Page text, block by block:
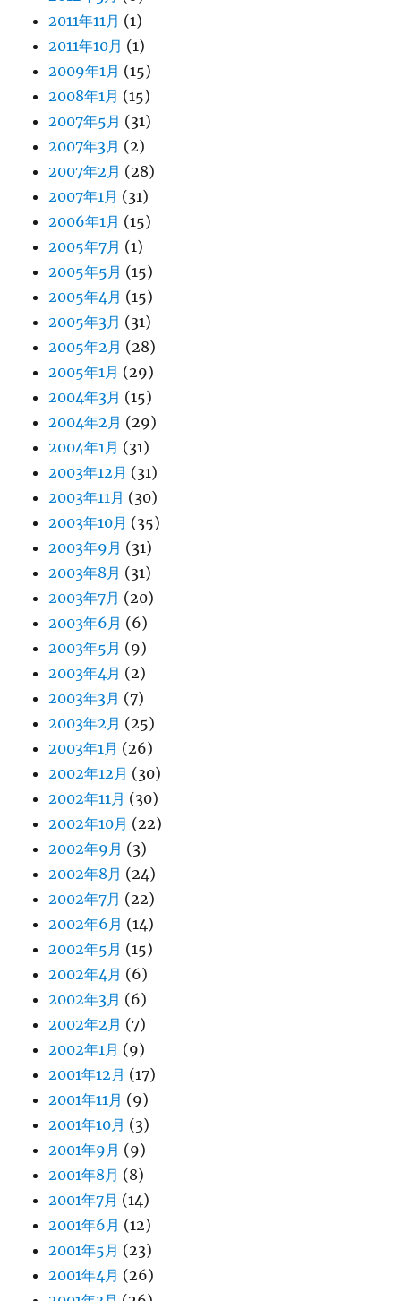
2011年11月 (1)
2011年10月 (1)
2009年1月 (15)
2008年1月 (15)
2007年5月 (31)
2007年3月 (2)
2007年2月 (28)
2007年1月 (31)
2006年1月 (15)
2005年7月 (1)
2005年5月 (15)
2005年4月 (15)
2005年3月 (31)
2005年2月 (28)
2005年1月 (29)
2004年3月 (15)
2004年2月 (29)
2004年1月 (31)
2003年12月 (31)
2003年11月 (30)
2003年10月 (35)
2003年9月 (31)
2003年8月 (31)
2003年7月 (20)
2003年6月 (6)
2003年5月 (9)
2003年4月 (2)
2003年3月 (7)
2003年2月 (25)
2003年1月 (26)
2002年12月 (30)
2002年11月 (30)
2002年10月 (22)
2002年9月 (3)
2002年8月 (24)
2002年7月 (22)
2002年6月 (14)
2002年5月 (15)
2002年4月 (6)
2002年3月 (6)
2002年2月 (7)
2002年1月 (9)
2001年12月 (17)
2001年11月 (9)
2001年10月 (3)
2001年9月 (9)
2001年8月 (8)
2001年7月 (14)
2001年6月 (12)
2001年5月 (23)
2001年4月 (26)